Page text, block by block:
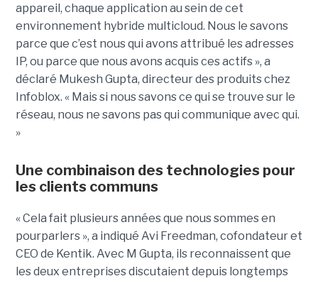
appareil, chaque application au sein de cet
environnement hybride multicloud. Nous le savons
parce que c’est nous qui avons attribué les adresses
IP, ou parce que nous avons acquis ces actifs », a
déclaré Mukesh Gupta, directeur des produits chez
Infoblox. « Mais si nous savons ce qui se trouve sur le
réseau, nous ne savons pas qui communique avec qui.
»
Une combinaison des technologies pour
les clients communs
« Cela fait plusieurs années que nous sommes en
pourparlers », a indiqué Avi Freedman, cofondateur et
CEO de Kentik. Avec M Gupta, ils reconnaissent que
les deux entreprises discutaient depuis longtemps